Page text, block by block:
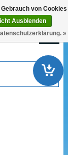
von Cookies
Ausblenden
»